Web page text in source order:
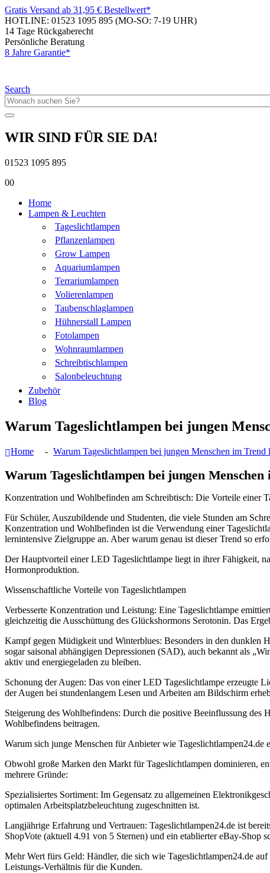
Gratis Versand ab 31,95 € Bestellwert*
HOTLINE: 01523 1095 895 (MO-SO: 7-19 UHR)
14 Tage Rückgaberecht
Persönliche Beratung
8 Jahre Garantie*
Search
WIR SIND FÜR SIE DA!
01523 1095 895
00
Home
Lampen & Leuchten
Tageslichtlampen
Pflanzenlampen
Grow Lampen
Aquariumlampen
Terrariumlampen
Volierenlampen
Taubenschlaglampen
Hühnerstall Lampen
Fotolampen
Wohnraumlampen
Schreibtischlampen
Salonbeleuchtung
Zubehör
Blog
Warum Tageslichtlampen bei jungen
Home Warum Tageslichtlampen bei jungen Menschen im Trend
Warum Tageslichtlampen bei jungen Menschen
Konzentration und Wohlbefinden am Schreibtisch: Die Vorteile einer
Für Schüler, Auszubildende und Studenten, die viele Stunden am
Konzentration und Wohlbefinden ist die Verwendung einer
lernintensive Zielgruppe an. Aber warum genau ist dieser Trend so
Der Hauptvorteil einer LED Tageslichtlampe liegt in ihrer Fähigkeit,
Hormonproduktion.
Wissenschaftliche Vorteile von Tageslichtlampen
Verbesserte Konzentration und Leistung: Eine Tageslichtlampe
gleichzeitig die Ausschüttung des Glückshormons Serotonin. Das
Kampf gegen Müdigkeit und Winterblues: Besonders in den dunklen
sogar saisonal abhängigen Depressionen (SAD), auch bekannt als
aktiv und energiegeladen zu bleiben.
Schonung der Augen: Das von einer LED Tageslichtlampe erzeugte
der Augen bei stundenlangem Lesen und Arbeiten am Bildschirm
Steigerung des Wohlbefindens: Durch die positive Beeinflussung des
Wohlbefindens beitragen.
Warum sich junge Menschen für Anbieter wie Tageslichtlampen24.de
Obwohl große Marken den Markt für Tageslichtlampen dominieren,
mehrere Gründe:
Spezialisiertes Sortiment: Im Gegensatz zu allgemeinen
optimalen Arbeitsplatzbeleuchtung zugeschnitten ist.
Langjährige Erfahrung und Vertrauen: Tageslichtlampen24.de ist
ShopVote (aktuell 4.91 von 5 Sternen) und ein etablierter eBay-Shop
Mehr Wert fürs Geld: Händler, die sich wie Tageslichtlampen24.de
Leistungs-Verhältnis für die Kunden.